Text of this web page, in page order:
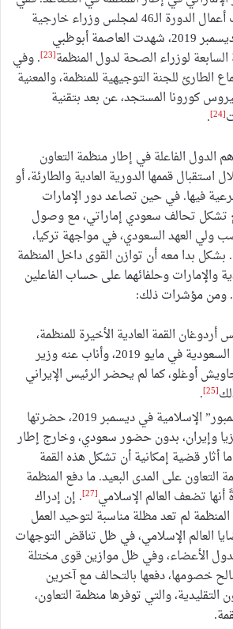
مارس 2019، استضافت أعمال الدورة الـ46 لمجلس وزراء خارجية
. وفي ديسمبر 2019، شهدت العاصمة أبوظبي
السابعة لوزراء الصحة لدول المنظمة[23]
. وفي
الاجتماع الطارئ للجنة التوجيهية للمنظمة، والمعنية
كورونا المستجد، عن بعد بتقنية
[24]
.
الدول الفاعلة في إطار منظمة التعاون
قممها الدورية العادية والطارئة، أو
فيها. في حين تصاعد دور الإمارات
تشكل تحالف سعودي إماراتي، مع وصول
ولي العهد السعودي، في مواجهة تركيا،
بشكل بدا معه أن توازن القوى داخل المنظمة
والإمارات وحلفائهما على حساب الفاعلين
ومن مؤشرات ذلك:
القمة العادية الأخيرة للمنظمة،
والتي استضافتها السعودية في مايو 2019، وأناب عنه وزير
أوغلو، كما لم يحضر الرئيس الإيراني
[25]
.
انعقاد “قمة كوالالمبور” الإسلامية في ديسمبر 2019، حضرتها
وإيران، بدون حضور سعودي، وخارج إطار
أثار قضية إمكانية أن تشكل هذه القمة
التعاون على المدى البعيد. ما دفع المنظمة
أنها تضعف العالم الإسلامي[27]
. إن إدراك
المنظمة لم تعد مظلة مناسبة لتوحيد العمل
العالم الإسلامي، في ظل تناقض التوجهات
الأعضاء، وفي ظل موازين قوى مختلة
خصومها، دفعها بالتحالف مع آخرين
التقليدية، والتي توفرها منظمة التعاون،